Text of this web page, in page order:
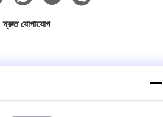
দ্রুত যোগাযোগ